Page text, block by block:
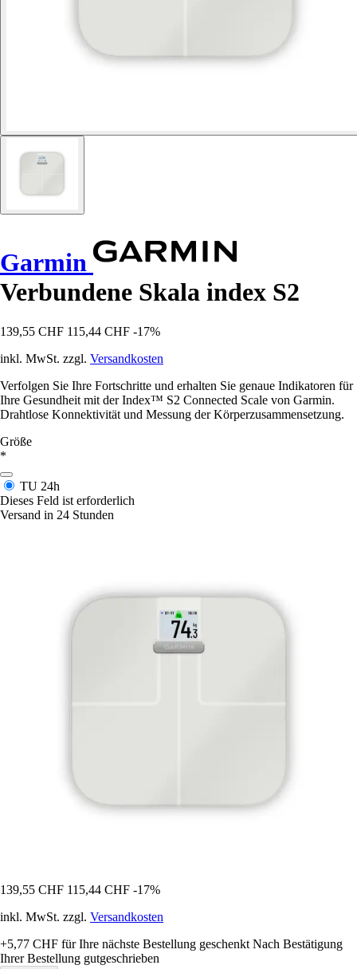
Garmin
Verbundene Skala index S2
139,55 CHF 115,44 CHF -17%
inkl. MwSt. zzgl. Versandkosten
Verfolgen Sie Ihre Fortschritte und erhalten Sie genaue Indikatoren für
Ihre Gesundheit mit der Index™ S2 Connected Scale von Garmin.
Drahtlose Konnektivität und Messung der Körperzusammensetzung.
Größe
*
TU 24h
Dieses Feld ist erforderlich
Versand in 24 Stunden
139,55 CHF 115,44 CHF -17%
inkl. MwSt. zzgl. Versandkosten
+5,77 CHF für Ihre nächste Bestellung geschenkt Nach Bestätigung
Ihrer Bestellung gutgeschrieben